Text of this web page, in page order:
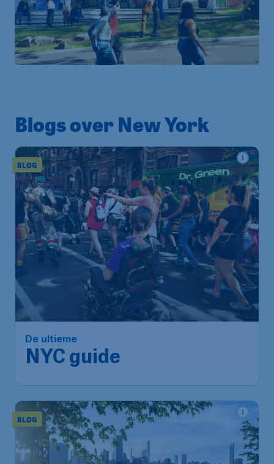
Blogs over New York
BLOG
De ultieme
NYC guide
BLOG